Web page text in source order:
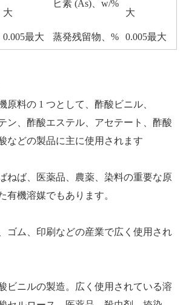
大
ヒ素 (As)、w/%
大
0.005最大 蒸発残留物、% 0.005最大
原料の 1 つとして、酢酸ビニル、
ン、酢酸エステル、アセテート、酢酸
などの製品に主に使用されます
ねば、医薬品、農薬、染料の重要な原
有機溶媒でもあります。
ゴム、印刷などの産業で広く使用され
ビニルの製造。広く使用されている溶